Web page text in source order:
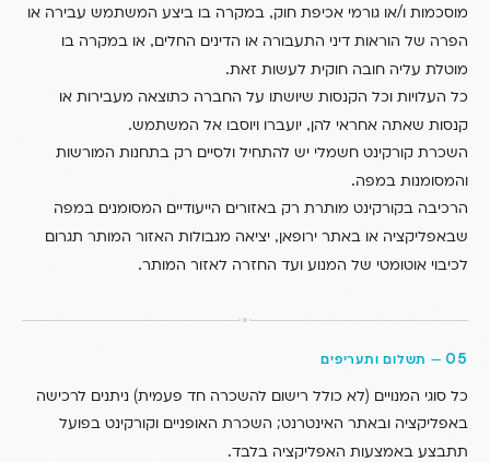
מוסכמות ו/או גורמי אכיפת חוק, במקרה בו ביצע המשתמש עבירה או
הפרה של הוראות דיני התעבורה או הדינים החלים, או במקרה בו
מוטלת עליה חובה חוקית לעשות זאת.
כל העלויות וכל הקנסות שיושתו על החברה כתוצאה מעבירות או
קנסות שאתה אחראי להן, יועברו ויוסבו אל המשתמש.
השכרת קורקינט חשמלי יש להתחיל ולסיים רק בתחנות המורשות
והמסומנות במפה.
הרכיבה בקורקינט מותרת רק באזורים הייעודיים המסומנים במפה
שבאפליקציה או באתר ירופאן, יציאה מגבולות האזור המותר תגרום
לכיבוי אוטומטי של המנוע ועד החזרה לאזור המותר.
05
— תשלום ותעריפים
כל סוגי המנויים (לא כולל רישום להשכרה חד פעמית) ניתנים לרכישה
באפליקציה ובאתר האינטרנט; השכרת האופניים וקורקינט בפועל
תתבצע באמצעות האפליקציה בלבד.